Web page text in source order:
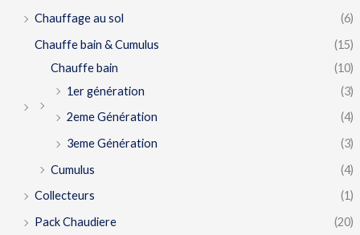
Chauffage au sol
(6)
Chauffe bain & Cumulus
(15)
Chauffe bain
(10)
1er génération
(3)
2eme Génération
(4)
3eme Génération
(3)
Cumulus
(4)
Collecteurs
(1)
Pack Chaudiere
(20)